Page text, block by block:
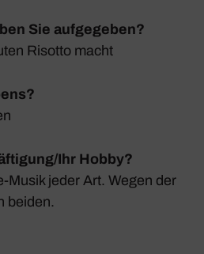
Sie aufgegeben?
Risotto macht
Ihr Hobby?
Musik jeder Art. Wegen der
beiden.